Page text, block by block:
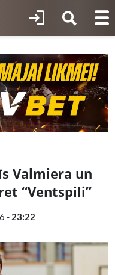
Valmiera un
“Ventspili”
- 23:22